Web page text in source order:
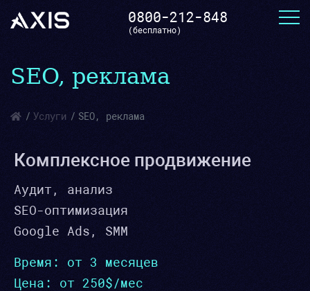
0800-212-848
(бесплатно)
SEO, реклама
Услуги SEO, реклама
Комплексное продвижение
Аудит, анализ
SEO-оптимизация
Google Ads, SMM
Время: от 3 месяцев
Цена: от 250$/мес